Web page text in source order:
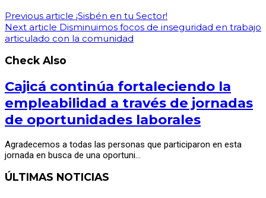
Previous article ¡Sisbén en tu Sector!
Next article Disminuimos focos de inseguridad en trabajo
articulado con la comunidad
Check Also
Cajicá continúa fortaleciendo la
empleabilidad a través de jornadas
de oportunidades laborales
Agradecemos a todas las personas que participaron en esta
jornada en busca de una oportuni…
ÚLTIMAS NOTICIAS